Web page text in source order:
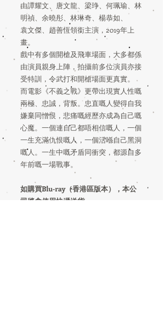
由譚耀文、唐文龍、梁琤、何珮瑜、林
明禎、余曉彤、林琳奇、楊恭如、
袁文傑、趙善恆領銜主演，2019年上
畫。
戲中有多個開槍及飛車場面，大多都係
由演員親身上陣，拍攝前多位演員亦接
受特訓，令武打和開槍場面更真實。
而電影《不義之戰》更帶出現實人性嘅
兩極、忠誠，背叛。忠直嘅人變得自我
嫌棄同憎恨，悲痛嘅經歷亦成為自己嘅
心魔。一個連自己都唔相信嘅人，一個
一生充滿仇恨嘅人，一個活喺自己黑洞
嘅人。一生中嘅矛盾同衝突，都源自多
年前嘅一場戰事。​
如購買Blu-ray（香港區版本），本公
司將會使用快遞送貨